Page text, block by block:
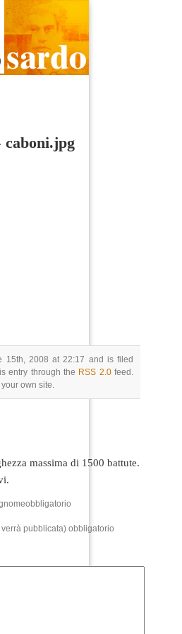
caboni.jpg
15th, 2008 at 22:17 and is filed
entry through the RSS 2.0feed.
your own site.
massima di 1500 battute.
verrà pubblicata) obbligatorio